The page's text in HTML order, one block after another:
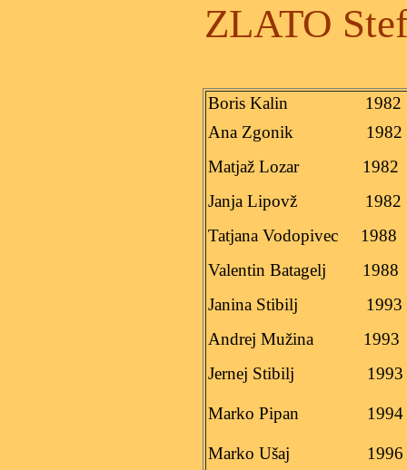
ZLATO
Boris Kalin
1982
Ana Zgonik
1982
Matjaž Lozar
1982
Janja Lipovž
1982
Tatjana Vodopivec
1988
Valentin Batagelj
1988
Janina Stibilj
1993
Andrej Mužina
1993
Jernej Stibilj
1993
Marko Pipan 1994
Marko Ušaj 1996